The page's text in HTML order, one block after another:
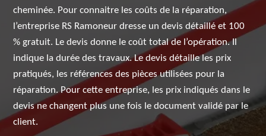
cheminée. Pour connaitre les coûts de la réparation,
l’entreprise RS Ramoneur dresse un devis détaillé et 100
% gratuit. Le devis donne le coût total de l’opération. Il
indique la durée des travaux. Le devis détaille les prix
pratiqués, les références des pièces utilisées pour la
réparation. Pour cette entreprise, les prix indiqués dans le
devis ne changent plus une fois le document validé par le
client.